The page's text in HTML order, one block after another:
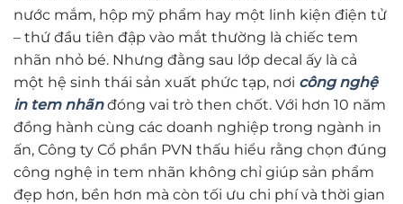
nước mắm, hộp mỹ phẩm hay một linh kiện điện tử
– thứ đầu tiên đập vào mắt thường là chiếc tem
nhãn nhỏ bé. Nhưng đằng sau lớp decal ấy là cả
một hệ sinh thái sản xuất phức tạp, nơi công nghệ
in tem nhãnđóng vai trò then chốt. Với hơn 10 năm
đồng hành cùng các doanh nghiệp trong ngành in
ấn, Công ty Cổ phần PVN thấu hiểu rằng chọn đúng
công nghệ in tem nhãn không chỉ giúp sản phẩm
đẹp hơn, bền hơn mà còn tối ưu chi phí và thời gian